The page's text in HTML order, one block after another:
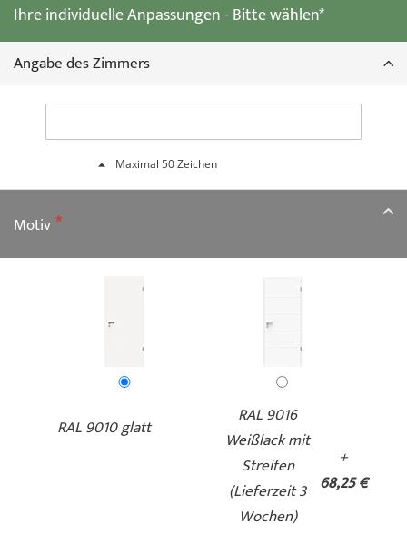
Ihre individuelle Anpassungen - Bitte wählen*
Angabe des Zimmers
Maximal 50 Zeichen
Motiv
RAL 9010 glatt
RAL 9016
Weißlack mit
Streifen
(Lieferzeit 3
Wochen)
+
68,25 €
Bildgalerie